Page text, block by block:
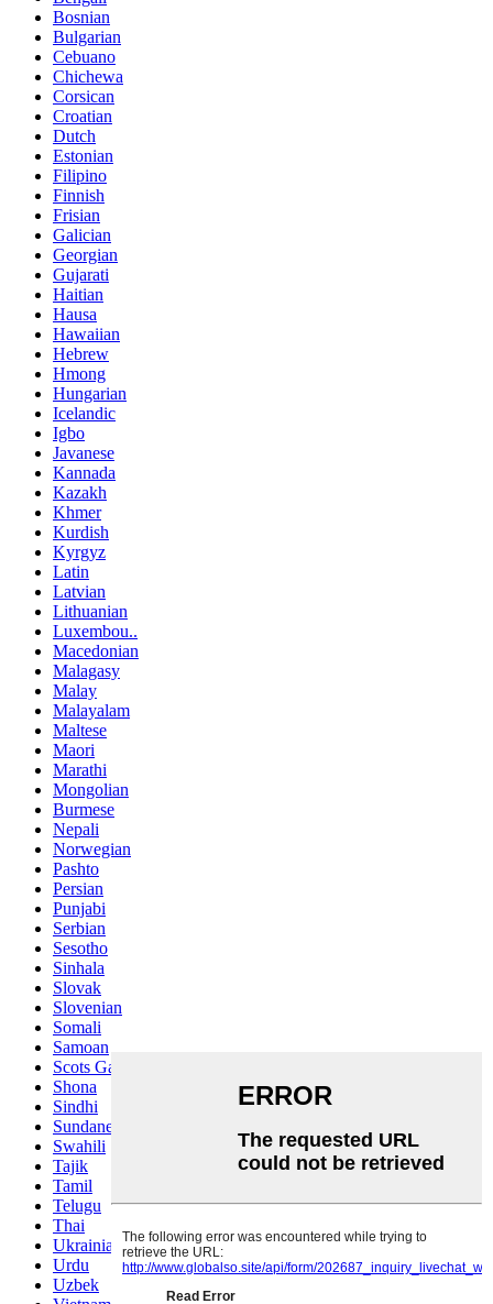
Bosnian
Bulgarian
Cebuano
Chichewa
Corsican
Croatian
Dutch
Estonian
Filipino
Finnish
Frisian
Galician
Georgian
Gujarati
Haitian
Hausa
Hawaiian
Hebrew
Hmong
Hungarian
Icelandic
Igbo
Javanese
Kannada
Kazakh
Khmer
Kurdish
Kyrgyz
Latin
Latvian
Lithuanian
Luxembou..
Macedonian
Malagasy
Malay
Malayalam
Maltese
Maori
Marathi
Mongolian
Burmese
Nepali
Norwegian
Pashto
Persian
Punjabi
Serbian
Sesotho
Sinhala
Slovak
Slovenian
Somali
Samoan
Scots Gaelic
Shona
Sindhi
Sundanese
Swahili
Tajik
Tamil
Telugu
Thai
Ukrainian
Urdu
Uzbek